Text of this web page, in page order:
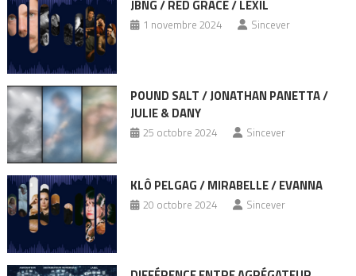
JBNG / RED GRACE / LEXIL
1 novembre 2024 Sincever
POUND SALT / JONATHAN PANETTA /
JULIE & DANY
25 octobre 2024 Sincever
KLÔ PELGAG / MIRABELLE / EVANNA
20 octobre 2024 Sincever